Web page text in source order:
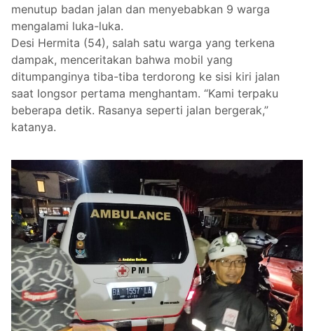
menutup badan jalan dan menyebabkan 9 warga
mengalami luka-luka.
Desi Hermita (54), salah satu warga yang terkena
dampak, menceritakan bahwa mobil yang
ditumpanginya tiba-tiba terdorong ke sisi kiri jalan
saat longsor pertama menghantam. “Kami terpaku
beberapa detik. Rasanya seperti jalan bergerak,”
katanya.